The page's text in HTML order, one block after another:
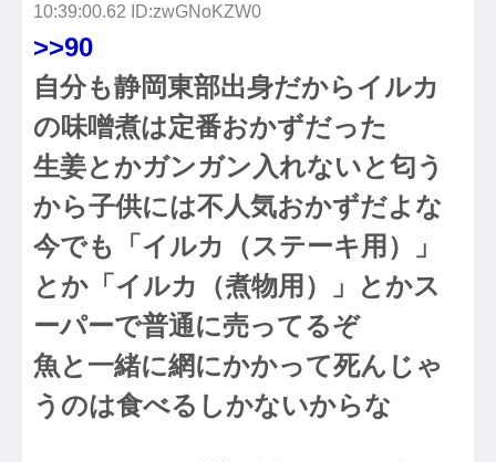
10:39:00.62 ID:zwGNoKZW0
>>90
自分も静岡東部出身だからイルカ
の味噌煮は定番おかずだった
生姜とかガンガン入れないと匂う
から子供には不人気おかずだよな
今でも「イルカ（ステーキ用）」
とか「イルカ（煮物用）」とかス
ーパーで普通に売ってるぞ
魚と一緒に網にかかって死んじゃ
うのは食べるしかないからな